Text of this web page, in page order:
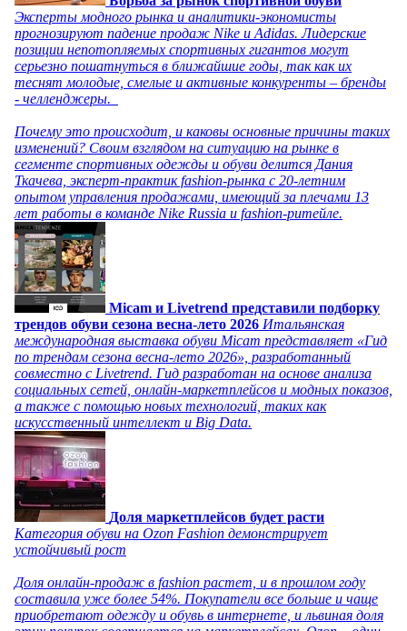
Эксперты модного рынка и аналитики-экономисты
прогнозируют падение продаж Nike и Adidas. Лидерские
позиции непотопляемых спортивных гигантов могут
серьезно пошатнуться в ближайшие годы, так как их
теснят молодые, смелые и активные конкуренты – бренды
- челленджеры.
Почему это происходит, и каковы основные причины таких
изменений? Своим взглядом на ситуацию на рынке в
сегменте спортивных одежды и обуви делится Дания
Ткачева, эксперт-практик fashion-рынка с 20-летним
опытом управления продажами, имеющий за плечами 13
лет работы в команде Nike Russia и fashion-ритейле.
Micam и Livetrend представили подборку
трендов обуви сезона весна-лето 2026 Итальянская
международная выставка обуви Micam представляет «Гид
по трендам сезона весна-лето 2026», разработанный
совместно с Livetrend. Гид разработан на основе анализа
социальных сетей, онлайн-маркетплейсов и модных показов,
а также с помощью новых технологий, таких как
искусственный интеллект и Big Data.
Доля маркетплейсов будет расти
Категория обуви на Ozon Fashion демонстрирует
устойчивый рост
Доля онлайн-продаж в fashion растет, и в прошлом году
составила уже более 54%. Покупатели все больше и чаще
приобретают одежду и обувь в интернете, и львиная доля